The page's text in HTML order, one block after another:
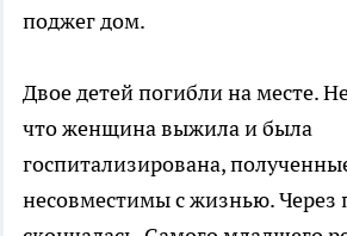
поджег дом.
Двое детей погибли на месте.
что женщина выжила и была
госпитализирована,
несовместимы с жизнью. Через